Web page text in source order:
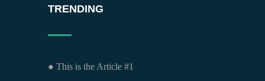
TRENDING
● This is the Article #1